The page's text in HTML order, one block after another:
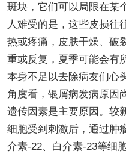
斑块，它们可以局限在某
人难受的是，这些皮损往
热或疼痛，皮肤干燥、破
重或反复，夏季可能会有
本身不足以去除病友们心
角度看，银屑病发病原因
遗传因素是主要原因。较
细胞受到刺激后，通过肿
介素-22、白介素-23等细